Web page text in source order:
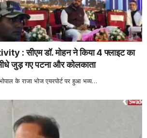
: सीएम डॉ. मोहन ने किया 4 फ्लाइट का
जुड़ गए पटना और कोलकाता
के राजा भोज एयरपोर्ट पर हुआ भव्य…